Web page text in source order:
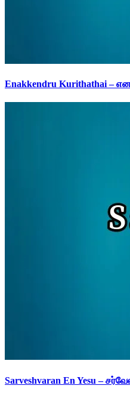
Enakkendru Kurithathai –
Sarveshvaran En Yesu –